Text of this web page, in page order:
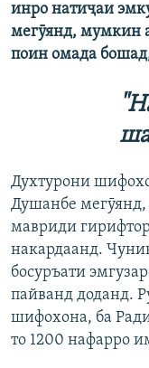
инро натиҷаи
мегӯянд, мумкин
поин омада
Духтурони
Душанбе мегӯянд,
мавриди
накардаанд.
босуръати
пайванд доданд.
шифохона, ба
то 1200 нафарро